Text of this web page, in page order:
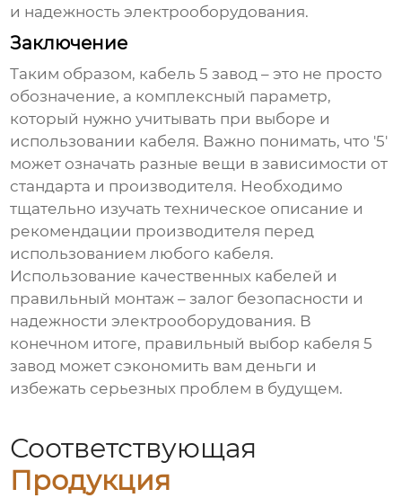
и надежность электрооборудования.
Заключение
Таким образом, кабель 5 завод – это не просто
обозначение, а комплексный параметр,
который нужно учитывать при выборе и
использовании кабеля. Важно понимать, что '5'
может означать разные вещи в зависимости от
стандарта и производителя. Необходимо
тщательно изучать техническое описание и
рекомендации производителя перед
использованием любого кабеля.
Использование качественных кабелей и
правильный монтаж – залог безопасности и
надежности электрооборудования. В
конечном итоге, правильный выбор кабеля 5
завод может сэкономить вам деньги и
избежать серьезных проблем в будущем.
Соответствующая
Продукция